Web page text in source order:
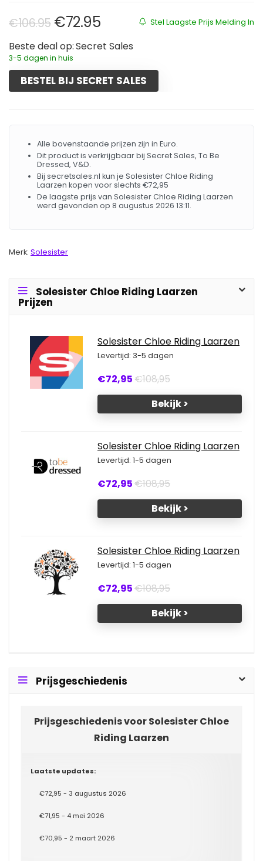
Stel Laagste Prijs Melding In
€106.95 Oorspronkelijke prijs was:
€72.95Huidige prijs is: €72.95.
Beste deal op: Secret Sales
3-5 dagen in huis
BESTEL BIJ SECRET SALES
Alle bovenstaande prijzen zijn in Euro.
Dit product is verkrijgbaar bij Secret Sales, To Be
Dressed, V&D.
Bij secretsales.nl kun je Solesister Chloe Riding
Laarzen kopen voor slechts €72,95
De laagste prijs van Solesister Chloe Riding Laarzen
werd gevonden op 8 augustus 2026 13:11.
Merk: Solesister
Solesister Chloe Riding Laarzen
Prijzen
Solesister Chloe Riding Laarzen
Levertijd: 3-5 dagen
€72,95€108,95
Bekijk >
Solesister Chloe Riding Laarzen
Levertijd: 1-5 dagen
€72,95€108,95
Bekijk >
Solesister Chloe Riding Laarzen
Levertijd: 1-5 dagen
€72,95€108,95
Bekijk >
Prijsgeschiedenis
Prijsgeschiedenis voor Solesister Chloe
Riding Laarzen
Laatste updates:
€72,95 - 3 augustus 2026
€71,95 - 4 mei 2026
€70,95 - 2 maart 2026